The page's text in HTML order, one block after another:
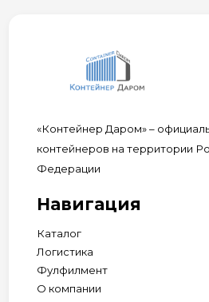
«Контейнер Даром» –
контейнеров на территории
Федерации
Навигация
Каталог
Логистика
Фулфилмент
О компании